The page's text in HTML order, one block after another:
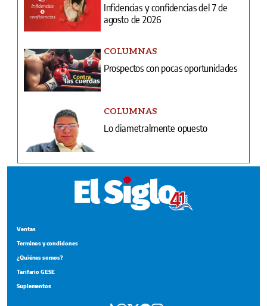
Infidencias y confidencias del 7 de
agosto de 2026
COLUMNAS
Prospectos con pocas oportunidades
COLUMNAS
Lo diametralmente opuesto
Ventas
Terminos y condiciones
¿Quiénes somos?
Tarifario GESE
Suplementos